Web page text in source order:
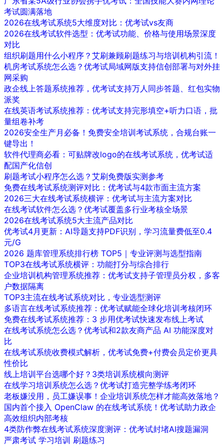
考试圆满落地
2026在线考试系统5大维度对比：优考试vs友商
2026在线考试软件选型：优考试功能、价格与使用场景深度
对比
组织刷题用什么小程序？艾刷兼顾刷题练习与培训机构引流！
机房考试系统怎么选？优考试局域网版支持信创部署与对外挂
网采购
政企线上答题系统推荐，优考试支持万人同步答题、红包实物
派奖
在线英语考试系统推荐：优考试支持完形填空+听力口语，批
量组卷补考
2026安全生产月必备！免费安全培训考试系统，合规台账一
键导出！
软件代理商必看：可贴牌改logo的在线考试系统，优考试适
配国产化信创
刷题考试小程序怎么选？艾刷免费版实测参考
免费在线考试系统测评对比：优考试与4款市面主流方案
2026三大在线考试系统横评：优考试与主流方案对比
在线考试软件怎么选？优考试覆盖多行业考核全场景
2026在线考试系统5大主流产品对比
优考试4月更新：AI导题支持PDF识别，学习流量费低至0.4
元/G
2026 题库管理系统排行榜 TOP5｜专业评测与选型指南
TOP3在线考试系统横评：功能打分与综合排行
企业培训机构管理系统推荐：优考试支持子管理员分权，多客
户数据隔离
TOP3主流在线考试系统对比，专业选型测评
多语言在线考试系统推荐：优考试赋能全球化培训考核闭环
免费在线考试系统推荐：3 步用优考试快速发布线上考试
在线考试系统怎么选？优考试和2款友商产品 AI 功能深度对
比
在线考试系统收费模式解析，优考试免费+付费会员定价更具
性价比
线上培训平台选哪个好？3类培训系统横向测评
在线学习培训系统怎么选？优考试打造完整学练考闭环
老板嫌没用，员工嫌误事！企业培训系统怎样才能高效落地？
国内首个接入 OpenClaw 的在线考试系统！优考试助力政企
高效组织内部考核
4类防作弊在线考试系统深度测评：优考试封堵AI搜题漏洞
严肃考试 学习培训 刷题练习